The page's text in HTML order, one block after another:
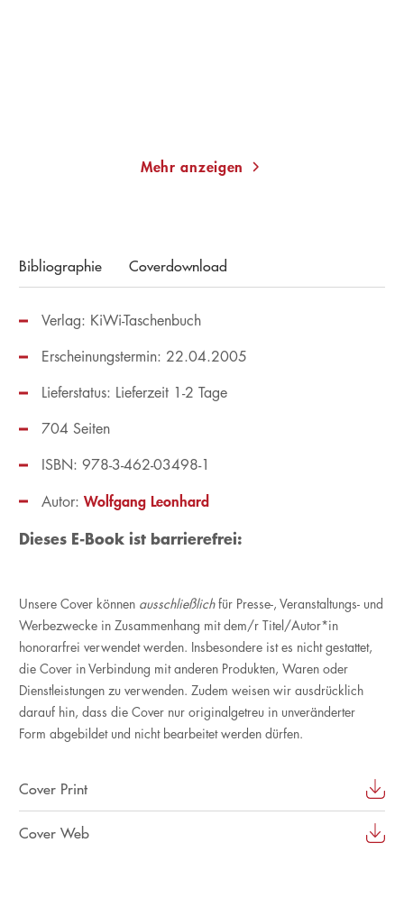
Mehr anzeigen
Bibliographie Coverdownload
Verlag: KiWi-Taschenbuch
Erscheinungstermin: 22.04.2005
Lieferstatus: Lieferzeit 1-2 Tage
ISBN: 978-3-462-03498-1
704 Seiten
Autor: Wolfgang Leonhard
Dieses E-Book ist barrierefrei:
Unsere Cover können ausschließlichfür Presse-, Veranstaltungs- und
Werbezwecke in Zusammenhang mit dem/r Titel/Autor*in
honorarfrei verwendet werden. Insbesondere ist es nicht gestattet,
die Cover in Verbindung mit anderen Produkten, Waren oder
Dienstleistungen zu verwenden. Zudem weisen wir ausdrücklich
darauf hin, dass die Cover nur originalgetreu in unveränderter
Form abgebildet und nicht bearbeitet werden dürfen.
Cover Print
Cover Web